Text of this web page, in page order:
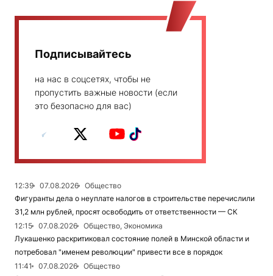
Подписывайтесь
на нас в соцсетях, чтобы не
пропустить важные новости (если
это безопасно для вас)
12:39 07.08.2026
Общество
Фигуранты дела о неуплате налогов в строительстве перечислили
31,2 млн рублей, просят освободить от ответственности — СК
12:15
07.08.2026
Общество, Экономика
Лукашенко раскритиковал состояние полей в Минской области и
потребовал "именем революции" привести все в порядок
11:41
07.08.2026
Общество